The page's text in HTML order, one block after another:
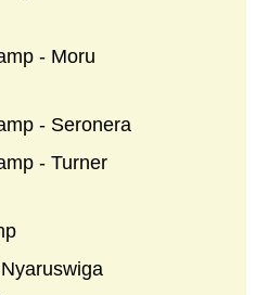
- Moru
- Seronera
- Turner